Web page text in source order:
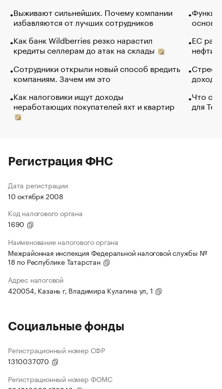
Выживают сильнейших. Почему компании
избавляются от лучших сотрудников
Как банк Wildberries резко нарастил
кредиты селлерам до атак на склады
Сотрудники открыли новый способ вредить
компаниям. Зачем им это
Как налоговики ищут доходы
неработающих покупателей яхт и квартир
основ
ЕС
нефти
Что
для
Регистрация ФНС
Дата регистрации
10 октября 2008
Код налогового органа
1690
Наименование налогового органа
Межрайонная инспекция Федеральной налоговой службы №
18 по Республике Татарстан
Адрес налоговой
420054, Казань г, Владимира Кулагина ул, 1
Социальные фонды
Регистрационный номер СФР
1310037070
Регистрационный номер ФОМС